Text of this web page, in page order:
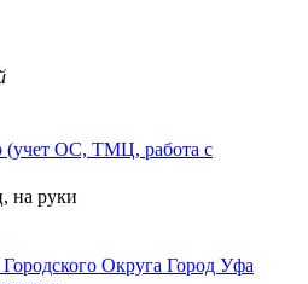
(учет ОС, ТМЦ, работа с
на руки
Округа Город Уфа